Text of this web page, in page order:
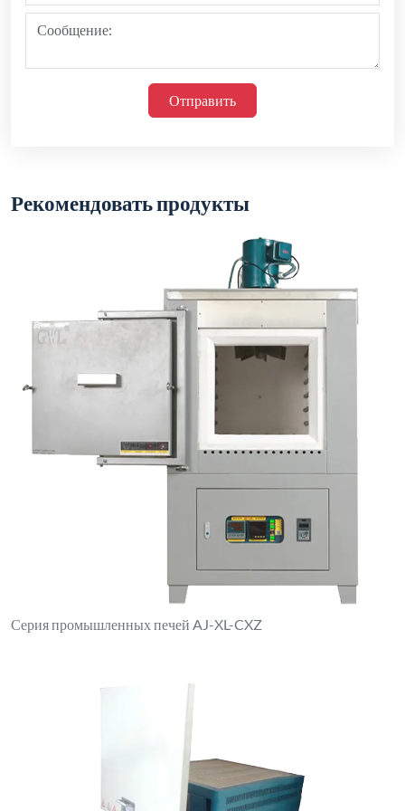
Серия промышленных печей AJ-XL-CXZ